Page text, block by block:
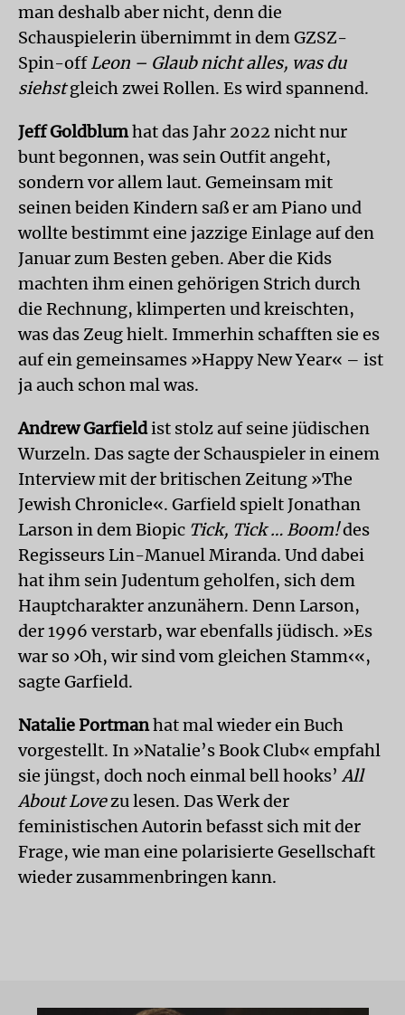
man deshalb aber nicht, denn die
Schauspielerin übernimmt in dem GZSZ-
Spin-offLeon – Glaub nicht alles, was du
siehstgleich zwei Rollen. Es wird spannend.
Jeff Goldblumhat das Jahr 2022 nicht nur
bunt begonnen, was sein Outfit angeht,
sondern vor allem laut. Gemeinsam mit
seinen beiden Kindern saß er am Piano und
wollte bestimmt eine jazzige Einlage auf den
Januar zum Besten geben. Aber die Kids
machten ihm einen gehörigen Strich durch
die Rechnung, klimperten und kreischten,
was das Zeug hielt. Immerhin schafften sie es
auf ein gemeinsames »Happy New Year« – ist
ja auch schon mal was.
Andrew Garfieldist stolz auf seine jüdischen
Wurzeln. Das sagte der Schauspieler in einem
Interview mit der britischen Zeitung »The
Jewish Chronicle«. Garfield spielt Jonathan
Larson in dem Biopic Tick, Tick … Boom!des
Regisseurs Lin-Manuel Miranda. Und dabei
hat ihm sein Judentum geholfen, sich dem
Hauptcharakter anzunähern. Denn Larson,
der 1996 verstarb, war ebenfalls jüdisch. »Es
war so ›Oh, wir sind vom gleichen Stamm‹«,
sagte Garfield.
Natalie Portmanhat mal wieder ein Buch
vorgestellt. In »Natalie’s Book Club« empfahl
sie jüngst, doch noch einmal bell hooks’ All
About Lovezu lesen. Das Werk der
feministischen Autorin befasst sich mit der
Frage, wie man eine polarisierte Gesellschaft
wieder zusammenbringen kann.